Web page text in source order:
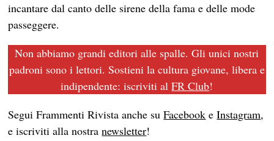
incantare dal canto delle sirene della fama e delle mode
passeggere.
Non abbiamo grandi editori alle spalle. Gli unici nostri
padroni sono i lettori. Sostieni la cultura giovane, libera e
indipendente: iscriviti alFR Club!
Segui Frammenti Rivista anche suFacebook eInstagram,
e iscriviti alla nostranewsletter!